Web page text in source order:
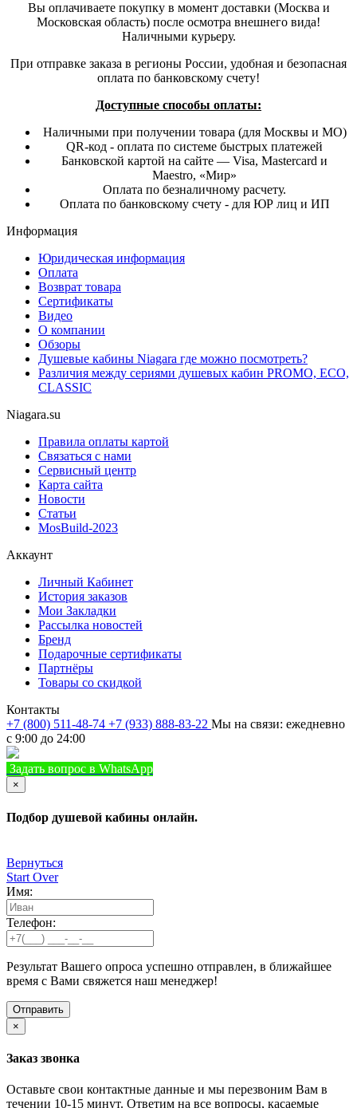
Вы оплачиваете покупку в момент доставки (Москва и
Московская область) после осмотра внешнего вида!
Наличными курьеру.
При отправке заказа в регионы России, удобная и безопасная
оплата по банковскому счету!
Доступные способы оплаты:
Наличными при получении товара (для Москвы и МО)
QR-код - оплата по системе быстрых платежей
Банковской картой на сайте — Visa, Mastercard и
Maestro, «Мир»
Оплата по безналичному расчету.
Оплата по банковскому счету - для ЮР лиц и ИП
Информация
Юридическая информация
Оплата
Возврат товара
Сертификаты
Видео
О компании
Обзоры
Душевые кабины Niagara где можно посмотреть?
Различия между сериями душевых кабин PROMO, ECO,
CLASSIC
Niagara.su
Правила оплаты картой
Связаться с нами
Сервисный центр
Карта сайта
Новости
Статьи
MosBuild-2023
Аккаунт
Личный Кабинет
История заказов
Мои Закладки
Рассылка новостей
Бренд
Подарочные сертификаты
Партнёры
Товары со скидкой
Контакты
+7 (800) 511-48-74 +7 (933) 888-83-22 Мы на связи: ежедневно
с 9:00 до 24:00
Задать вопрос в WhatsApp
×
Подбор душевой кабины онлайн.
Вернуться
Start Over
Имя:
Телефон:
Результат Вашего опроса успешно отправлен, в ближайшее
время с Вами свяжется наш менеджер!
×
Заказ звонка
Оставьте свои контактные данные и мы перезвоним Вам в
течении 10-15 минут. Ответим на все вопросы, касаемые